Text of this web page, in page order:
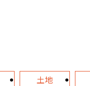
土地